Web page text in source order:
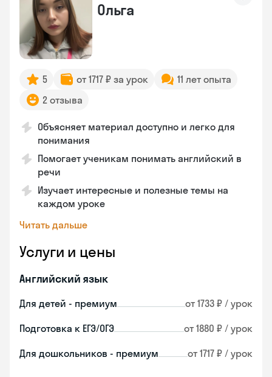
Ольга
5 от 1717 ₽ за урок
11 лет опыта
2 отзыва
Объясняет материал доступно и легко для
понимания
Помогает ученикам понимать английский в
речи
Изучает интересные и полезные темы на
каждом уроке
Читать дальше
Услуги и цены
Английский язык
Для детей - премиум от 1733 ₽ / урок
Подготовка к ЕГЭ/ОГЭ от 1880 ₽ / урок
Для дошкольников - премиум от 1717 ₽ / урок